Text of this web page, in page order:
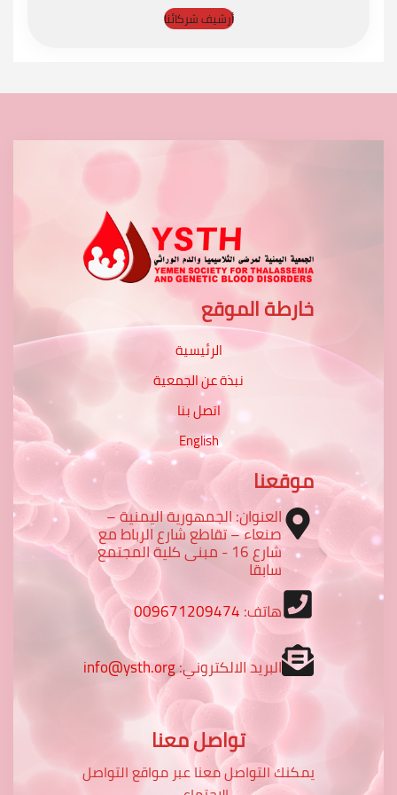
أرشيف شركائنا
خارطة الموقع
الرئيسية
نبذة عن الجمعية
اتصل بنا
English
موقعنا
العنوان: الجمهورية اليمنية –
صنعاء – تقاطع شارع الرباط مع
شارع 16 - مبنى كلية المجتمع
سابقا
هاتف:009671209474
البريد الالكتروني:info@ysth.org
تواصل معنا
يمكنك التواصل معنا عبر مواقع التواصل